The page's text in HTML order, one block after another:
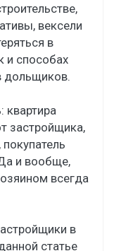
вексели
в
и способах
дольщиков.
квартира
застройщика,
и вообще,
всегда
в
статье